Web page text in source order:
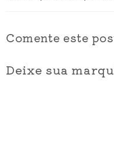
Comente este
Deixe sua